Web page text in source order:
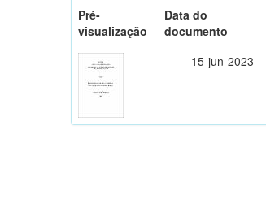
Pré-
visualização
Data do
documento
15-jun-2023